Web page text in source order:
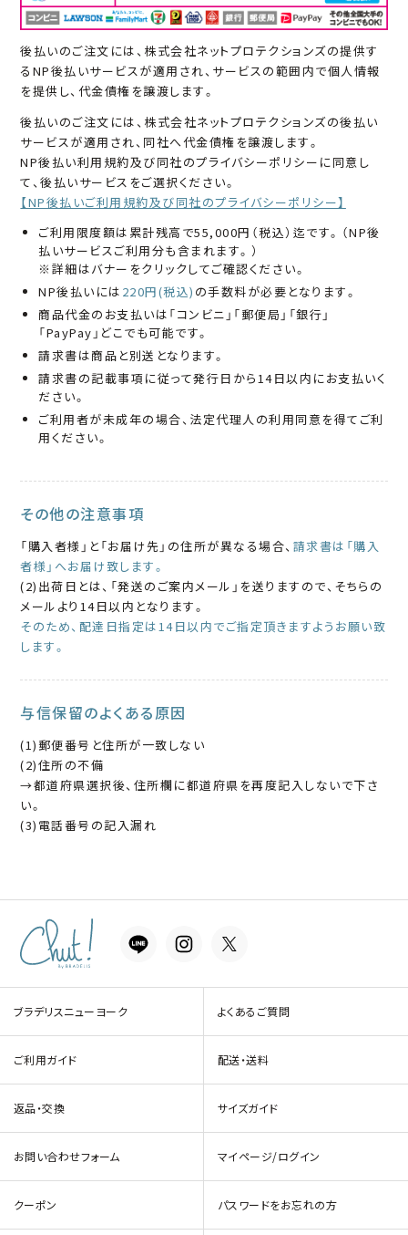
後払いのご注文には、株式会社ネットプロテクションズの提供す
るNP後払いサービスが適用され、サービスの範囲内で個人情報
を提供し、代金債権を譲渡します。
後払いのご注文には、株式会社ネットプロテクションズの後払い
サービスが適用され、同社へ代金債権を譲渡します。
NP後払い利用規約及び同社のプライバシーポリシーに同意し
て、後払いサービスをご選択ください。
【NP後払いご利用規約及び同社のプライバシーポリシー】
ご利用限度額は累計残高で55,000円（税込）迄です。（NP後
払いサービスご利用分も含まれます。）
※詳細はバナーをクリックしてご確認ください。
NP後払いには 220円(税込) の手数料が必要となります。
商品代金のお支払いは「コンビニ」「郵便局」「銀行」
「PayPay」どこでも可能です。
請求書は商品と別送となります。
請求書の記載事項に従って発行日から14日以内にお支払いく
ださい。
ご利用者が未成年の場合、法定代理人の利用同意を得てご利
用ください。
その他の注意事項
「購入者様」と「お届け先」の住所が異なる場合、 請求書は「購入
者様」へお届け致します。
(2)出荷日とは、「発送のご案内メール」を送りますので、そちらの
メールより14日以内となります。
そのため、配達日指定は14日以内でご指定頂きますようお願い致
します。
与信保留のよくある原因
(1)郵便番号と住所が一致しない
(2)住所の不備
→都道府県選択後、住所欄に都道府県を再度記入しないで下さ
い。
(3)電話番号の記入漏れ
ブラデリスニューヨーク よくあるご質問
ご利用ガイド 配送・送料
返品・交換 サイズガイド
お問い合わせフォーム マイページ/ログイン
クーポン パスワードをお忘れの方